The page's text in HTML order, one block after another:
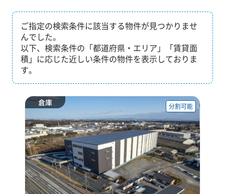
ご指定の検索条件に該当する物件が見つかりませ
んでした。
以下、検索条件の「都道府県・エリア」「賃貸面
積」に応じた近しい条件の物件を表示しておりま
す。
倉庫 分割可能